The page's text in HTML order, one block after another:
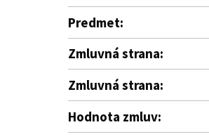
Predmet:
Zmluvná strana:
Zmluvná strana:
Hodnota zmluv: